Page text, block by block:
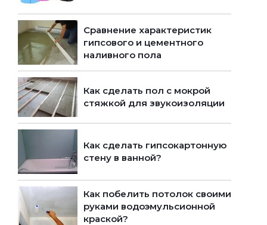
Сравнение характеристик
гипсового и цементного
наливного пола
Как сделать пол с мокрой
стяжкой для звукоизоляции
Как сделать гипсокартонную
стену в ванной?
Как побелить потолок своими
руками водоэмульсионной
краской?